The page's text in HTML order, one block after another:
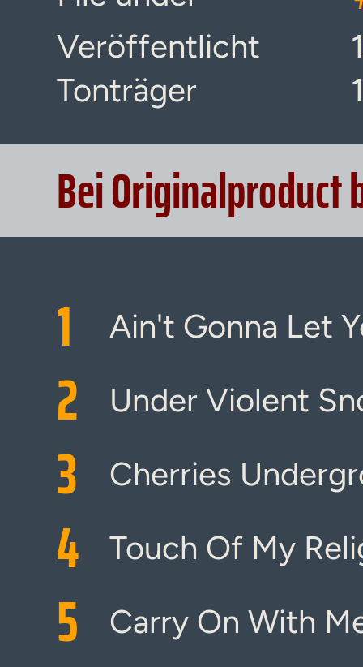
Veröffentlicht
Tonträger
Bei Originalproduct
1 Ain't Gonna Let
2 Under Violent
3 Cherries
4 Touch Of My
5 Carry On With